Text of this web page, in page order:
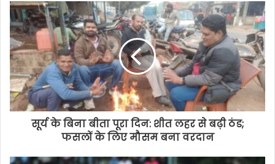
सूर्य के बिना बीता पूरा दिन: शीत लहर से बढ़ी ठंड;
फसलों के लिए मौसम बना वरदान